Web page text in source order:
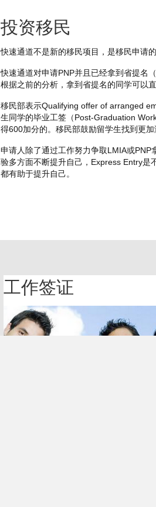
投资移民
快速通道不是新的移民项目，是移民申请
快速通道对申请PNP并且已经拿到省提名
根据之前的分析，拿到省提名的同学可以
移民部表示Qualifying offer of arranged
生同学的毕业工签（Post-Graduation
得600加分的。移民部鼓励留学生找到更
申请人除了通过工作努力争取LMIA或
验多方面不断提升自己，Express Entry是
都有助于提升自己。
工作签证